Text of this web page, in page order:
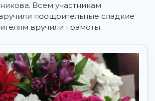
Всем участникам
поощрительные сладкие
вручили грамоты.